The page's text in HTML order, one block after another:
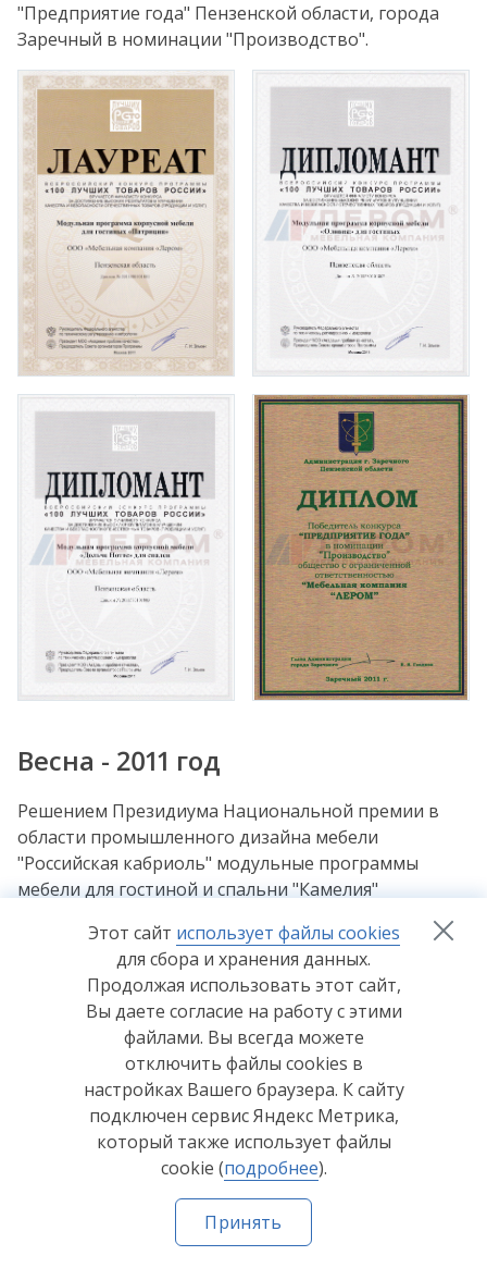
"Предприятие года" Пензенской области, города
Заречный в номинации "Производство".
Весна - 2011 год
Решением Президиума Национальной премии в
области промышленного дизайна мебели
"Российская кабриоль" модульные программы
мебели для гостиной и спальни "Камелия"
награждены Дипломом победителя в номинации
"Коллекция корпусной мебели для жилых
помещений" с вручением Приза "Российская
кабриоль", а также Мебельная компания "Лером"
была награждена Сертификатом победителя
смотра "Российская мебель" в конкурсе "Российская
кабриоль" в номинации "Лучшая дизайнерская
разработка" за модульные программы корпусной
мебели "Камелия" и "Милана".
Кроме того, на 19-ой международной
специализированной выставке
"Евроэкспомебель-2011" Мебельная компания
"Лером" удостоилась Дипломом в номинации
Каталог Где купить
Этот сайт использует файлы cookies
для сбора и хранения данных.
Продолжая использовать этот сайт,
Вы даете согласие на работу с этими
файлами. Вы всегда можете
отключить файлы cookies в
настройках Вашего браузера. К сайту
подключен сервис Яндекс Метрика,
который также использует файлы
cookie (подробнее).
Принять